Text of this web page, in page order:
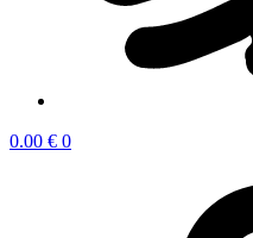
0.00 € 0